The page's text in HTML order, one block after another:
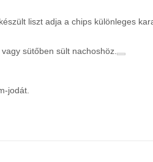
liszt adja a chips különleges
sütőben sült nachoshöz.
jodát.